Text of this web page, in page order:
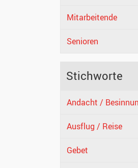
Mitarbeitende
Senioren
Stichworte
Andacht /
Ausflug / Reise
Gebet